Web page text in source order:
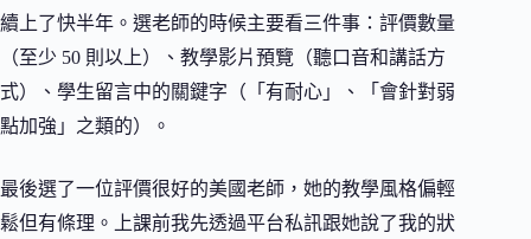
續上了快半年。選老師的時候主要看三件事：評價數量
（至少 50 則以上）、教學影片預覽（聽口音和講話方
式）、學生留言中的關鍵字（「有耐心」、「會針對弱
點加強」之類的）。
最後選了一位評價很好的美國老師，她的教學風格偏輕
鬆但有條理。上課前我先透過平台私訊跟她說了我的狀